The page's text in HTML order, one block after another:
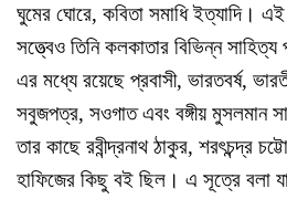
ঘুমের ঘোরে, কবিতা সমাধি ইত্যাদি। এই
সত্ত্বেও তিনি কলকাতার বিভিন্ন
এর মধ্যে রয়েছে প্রবাসী, ভারতবর্ষ,
সবুজপত্র, সওগাত এবং বঙ্গীয় মুসলমান
তার কাছে রবীন্দ্রনাথ ঠাকুর, শরৎচন্দ্র
হাফিজের কিছু বই ছিল। এ সূত্রে বলা